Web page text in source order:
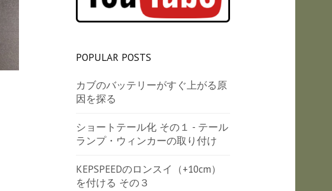
POPULAR POSTS
カブのバッテリーがすぐ上がる原
因を探る
ショートテール化 その１ - テール
ランプ・ウィンカーの取り付け
KEPSPEEDのロンスイ（+10cm）
を付ける その３